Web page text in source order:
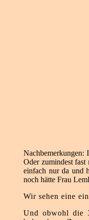
Nachbemerkungen:
Oder zumindest
einfach nur da und
noch hätte Frau
Wir sehen eine
Und obwohl die